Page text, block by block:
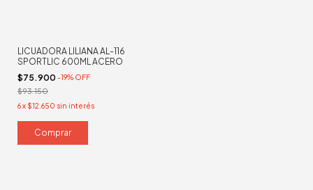
LICUADORA LILIANA AL-116
SPORTLIC 600ML ACERO
$75.900 -19% OFF
$93.150
6x $12.650 sin interés